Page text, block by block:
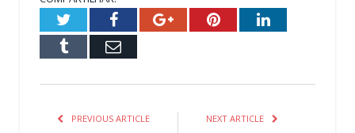
TwitterFacebookGoogle+PinterestLinkedIn
Tumblr Email
PREVIOUS ARTICLE NEXT ARTICLE